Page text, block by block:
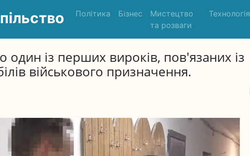
Політика Бізнес
Мистецтво
та розваги
Технологія
один із перших вироків, пов'язаних із
військового призначення.